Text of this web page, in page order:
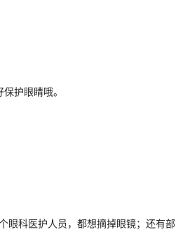
护眼睛哦。
眼科医护人员，都想摘掉眼镜；还有部